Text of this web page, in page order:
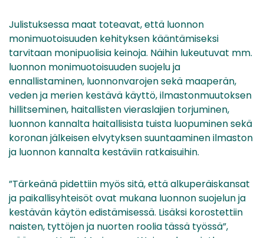
Julistuksessa maat toteavat, että luonnon
monimuotoisuuden kehityksen kääntämiseksi
tarvitaan monipuolisia keinoja. Näihin lukeutuvat mm.
luonnon monimuotoisuuden suojelu ja
ennallistaminen, luonnonvarojen sekä maaperän,
veden ja merien kestävä käyttö, ilmastonmuutoksen
hillitseminen, haitallisten vieraslajien torjuminen,
luonnon kannalta haitallisista tuista luopuminen sekä
koronan jälkeisen elvytyksen suuntaaminen ilmaston
ja luonnon kannalta kestäviin ratkaisuihin.
”Tärkeänä pidettiin myös sitä, että alkuperäiskansat
ja paikallisyhteisöt ovat mukana luonnon suojelun ja
kestävän käytön edistämisessä. Lisäksi korostettiin
naisten, tyttöjen ja nuorten roolia tässä työssä”,